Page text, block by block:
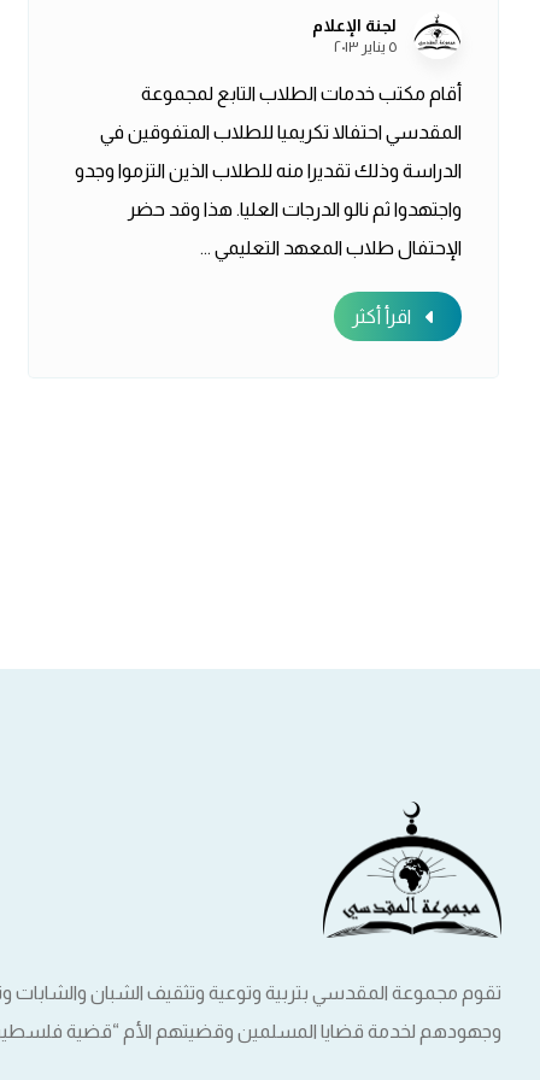
لجنة الإعلام
٥ يناير ٢٠١٣
أقام مكتب خدمات الطلاب التابع لمجموعة
المقدسي احتفالا تكريميا للطلاب المتفوقين في
الدراسة وذلك تقديرا منه للطلاب الذين التزموا وجدو
واجتهدوا ثم نالو الدرجات العليا. هذا وقد حضر
الإحتفال طلاب المعهد التعليمي ...
اقرأ أكثر
تقوم مجموعة المقدسي بتربية وتوعية وتثقيف الشبان
وجهودهم لخدمة قضايا المسلمين وقضيتهم الأم “قضية